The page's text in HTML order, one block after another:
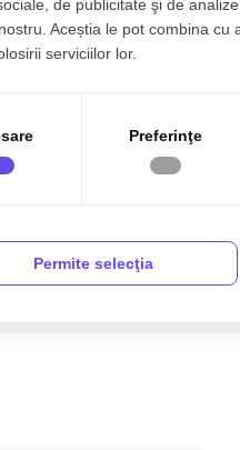
de publicitate şi de
Aceștia le pot combina
serviciilor lor.
Preferinţe
Permite selecţia